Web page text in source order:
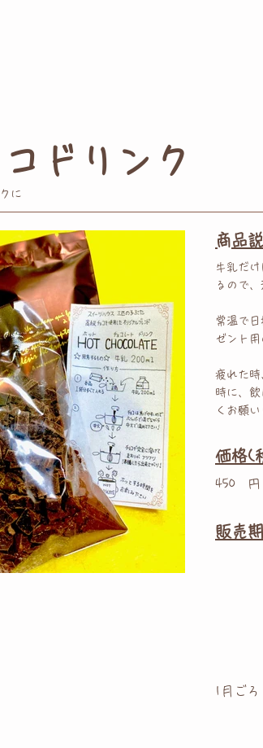
ドリンク
に
商品
牛乳だ
るので
常温で
ゼント
疲れた時
時に、
くお願い
価格(
450 円
販売
1月ごろ